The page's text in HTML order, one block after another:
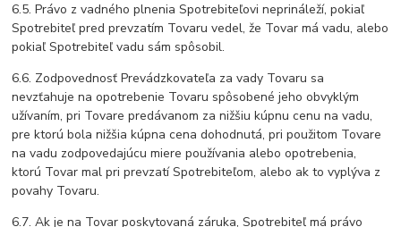
6.5. Právo z vadného plnenia Spotrebiteľovi neprináleží, pokiaľ
Spotrebiteľ pred prevzatím Tovaru vedel, že Tovar má vadu, alebo
pokiaľ Spotrebiteľ vadu sám spôsobil.
6.6. Zodpovednosť Prevádzkovateľa za vady Tovaru sa
nevzťahuje na opotrebenie Tovaru spôsobené jeho obvyklým
užívaním, pri Tovare predávanom za nižšiu kúpnu cenu na vadu,
pre ktorú bola nižšia kúpna cena dohodnutá, pri použitom Tovare
na vadu zodpovedajúcu miere používania alebo opotrebenia,
ktorú Tovar mal pri prevzatí Spotrebiteľom, alebo ak to vyplýva z
povahy Tovaru.
6.7. Ak je na Tovar poskytovaná záruka, Spotrebiteľ má právo